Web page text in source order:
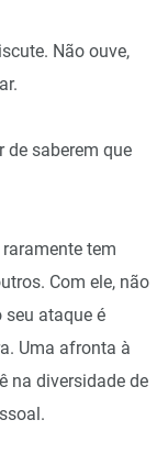
Não ouve,
de saberem que
tem
Com ele, não
seu ataque é
Uma afronta à
na diversidade de